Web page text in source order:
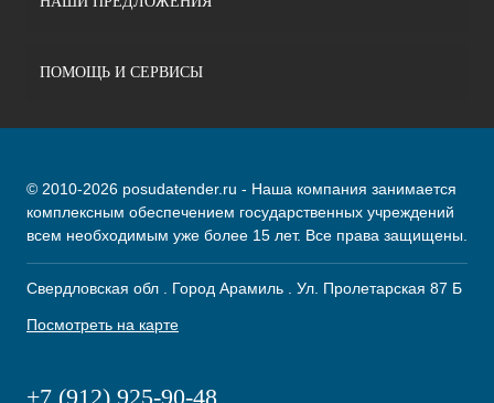
ПОМОЩЬ И СЕРВИСЫ
© 2010-2026 posudatender.ru - Наша компания занимается
комплексным обеспечением государственных учреждений
всем необходимым уже более 15 лет. Все права защищены.
Свердловская обл . Город Арамиль . Ул. Пролетарская 87 Б
Посмотреть на карте
+7 (912) 925-90-48